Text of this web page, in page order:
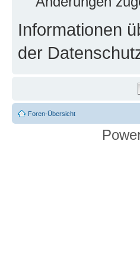
Informationen
der
Foren-Übersicht